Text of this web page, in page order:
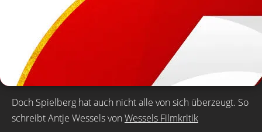
Doch Spielberg hat auch nicht alle von sich überzeugt. So
schreibt Antje Wessels von Wessels Filmkritik